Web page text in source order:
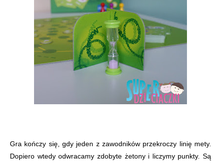
Gra kończy się, gdy jeden z zawodników przekroczy linię mety.
Dopiero wtedy odwracamy zdobyte żetony i liczymy punkty. Są